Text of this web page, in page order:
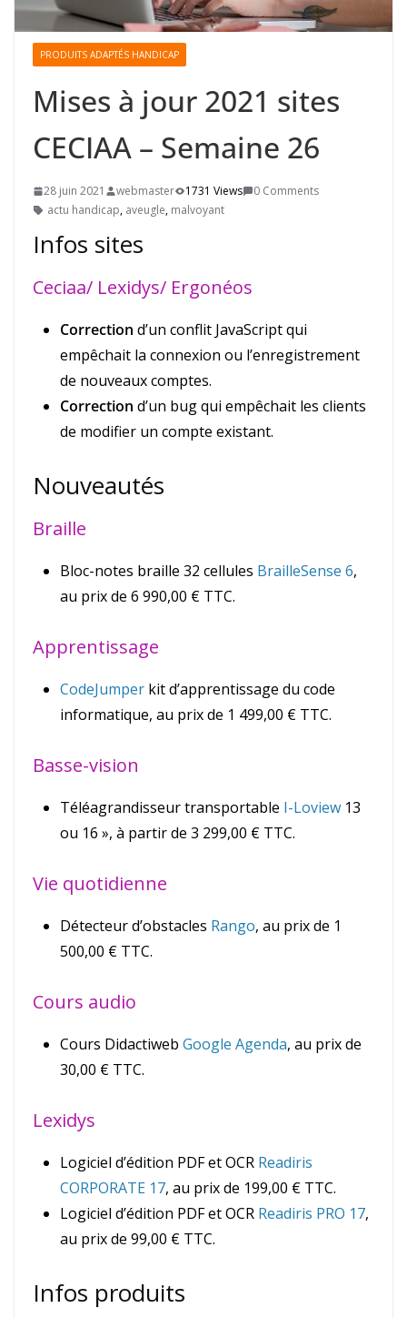
PRODUITS ADAPTÉS HANDICAP
Mises à jour 2021 sites
CECIAA – Semaine 26
28 juin 2021 webmaster 1731 Views
0 Comments
actu handicap, aveugle, malvoyant
Infos sites
Ceciaa/ Lexidys/ Ergonéos
Correction d’un conflit JavaScript qui
empêchait la connexion ou l’enregistrement
de nouveaux comptes.
Correction d’un bug qui empêchait les clients
de modifier un compte existant.
Nouveautés
Braille
Bloc-notes braille 32 cellules BrailleSense 6,
au prix de 6 990,00 € TTC.
Apprentissage
CodeJumper kit d’apprentissage du code
informatique, au prix de 1 499,00 € TTC.
Basse-vision
Téléagrandisseur transportable I-Loview 13
ou 16 », à partir de 3 299,00 € TTC.
Vie quotidienne
Détecteur d’obstacles Rango, au prix de 1
500,00 € TTC.
Cours audio
Cours Didactiweb Google Agenda, au prix de
30,00 € TTC.
Lexidys
Logiciel d’édition PDF et OCR Readiris
CORPORATE 17, au prix de 199,00 € TTC.
Logiciel d’édition PDF et OCR Readiris PRO 17,
au prix de 99,00 € TTC.
Infos produits